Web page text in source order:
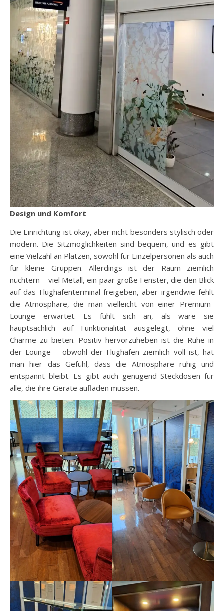
Design und Komfort
Die Einrichtung ist okay, aber nicht besonders stylisch oder
modern. Die Sitzmöglichkeiten sind bequem, und es gibt
eine Vielzahl an Plätzen, sowohl für Einzelpersonen als auch
für kleine Gruppen. Allerdings ist der Raum ziemlich
nüchtern – viel Metall, ein paar große Fenster, die den Blick
auf das Flughafenterminal freigeben, aber irgendwie fehlt
die Atmosphäre, die man vielleicht von einer Premium-
Lounge erwartet. Es fühlt sich an, als wäre sie
hauptsächlich auf Funktionalität ausgelegt, ohne viel
Charme zu bieten. Positiv hervorzuheben ist die Ruhe in
der Lounge – obwohl der Flughafen ziemlich voll ist, hat
man hier das Gefühl, dass die Atmosphäre ruhig und
entspannt bleibt. Es gibt auch genügend Steckdosen für
alle, die ihre Geräte aufladen müssen.